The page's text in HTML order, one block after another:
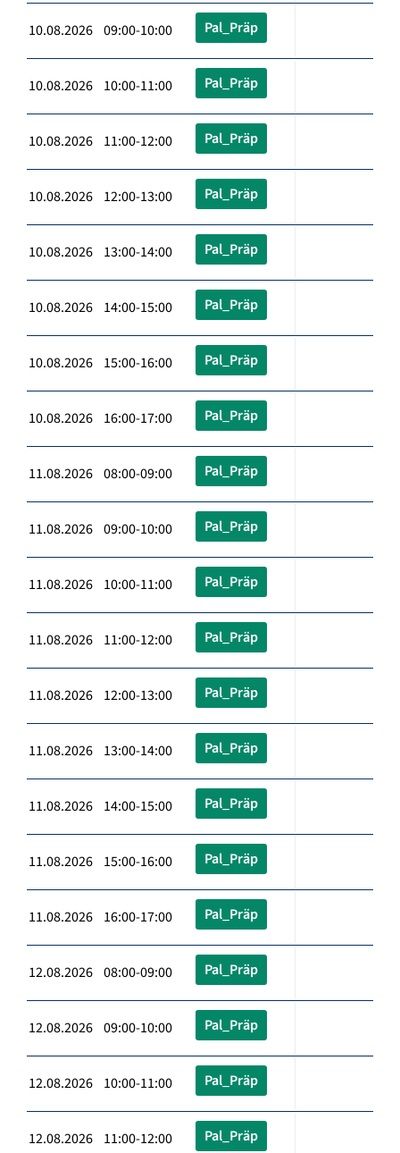
10.08.2026 09:00-10:00 Pal_Präp
10.08.2026 10:00-11:00 Pal_Präp
10.08.2026 11:00-12:00 Pal_Präp
10.08.2026 12:00-13:00 Pal_Präp
10.08.2026 13:00-14:00 Pal_Präp
10.08.2026 14:00-15:00 Pal_Präp
10.08.2026 15:00-16:00 Pal_Präp
10.08.2026 16:00-17:00 Pal_Präp
11.08.2026 08:00-09:00 Pal_Präp
11.08.2026 09:00-10:00 Pal_Präp
11.08.2026 10:00-11:00 Pal_Präp
11.08.2026 11:00-12:00 Pal_Präp
11.08.2026 12:00-13:00 Pal_Präp
11.08.2026 13:00-14:00 Pal_Präp
11.08.2026 14:00-15:00 Pal_Präp
11.08.2026 15:00-16:00 Pal_Präp
11.08.2026 16:00-17:00 Pal_Präp
12.08.2026 08:00-09:00 Pal_Präp
12.08.2026 09:00-10:00 Pal_Präp
12.08.2026 10:00-11:00 Pal_Präp
12.08.2026 11:00-12:00 Pal_Präp